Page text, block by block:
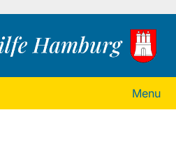
Menu